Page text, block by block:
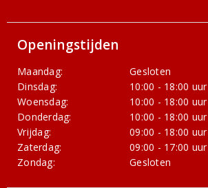
Openingstijden
Maandag:
Gesloten
Dinsdag:
10:00 - 18:00 uur
Woensdag:
10:00 - 18:00 uur
Donderdag:
10:00 - 18:00 uur
Vrijdag:
09:00 - 18:00 uur
Zaterdag:
09:00 - 17:00 uur
Zondag:
Gesloten